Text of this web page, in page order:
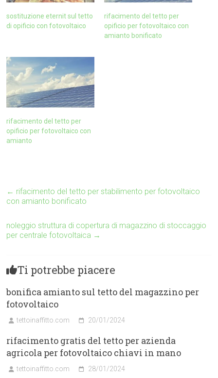
sostituzione eternit sul tetto
di opificio con fotovoltaico
rifacimento del tetto per
opificio per fotovoltaico con
amianto bonificato
rifacimento del tetto per
opificio per fotovoltaico con
amianto
← rifacimento del tetto per stabilimento per fotovoltaico
con amianto bonificato
noleggio struttura di copertura di magazzino di stoccaggio
per centrale fotovoltaica →
Ti potrebbe piacere
bonifica amianto sul tetto del magazzino per
fotovoltaico
tettoinaffitto.com 20/01/2024
rifacimento gratis del tetto per azienda
agricola per fotovoltaico chiavi in mano
tettoinaffitto.com 28/01/2024